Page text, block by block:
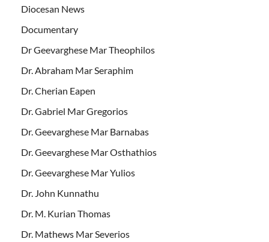
Diocesan News
Documentary
Dr Geevarghese Mar Theophilos
Dr. Abraham Mar Seraphim
Dr. Cherian Eapen
Dr. Gabriel Mar Gregorios
Dr. Geevarghese Mar Barnabas
Dr. Geevarghese Mar Osthathios
Dr. Geevarghese Mar Yulios
Dr. John Kunnathu
Dr. M. Kurian Thomas
Dr. Mathews Mar Severios